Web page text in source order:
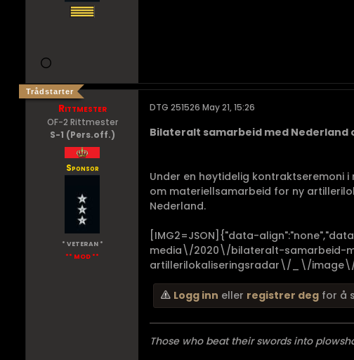
Rittmester
Trådstarter
OF-2 Rittmester
S-1 (Pers.off.)
Sponsor
* VETERAN *
** MOD **
DTG 251526 May 21, 15:26
Bilateralt samarbeid med
Under en høytidelig kontraktseremoni
om materiellsamarbeid for ny
Nederland.
[IMG2=JSON]{"data-
media\/2020\/bilateralt-samarbeid-
artillerilokaliseringsradar\/_\/image\/
Logg inn eller registrer deg for å
Those who beat their swords into